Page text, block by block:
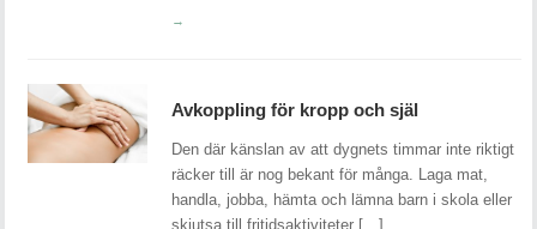
→
Avkoppling för kropp och själ
Den där känslan av att dygnets timmar inte riktigt
räcker till är nog bekant för många. Laga mat,
handla, jobba, hämta och lämna barn i skola eller
skjutsa till fritidsaktiviteter […]